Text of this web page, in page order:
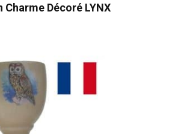
Charme Décoré LYNX